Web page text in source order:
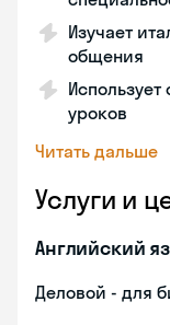
Изучает
общения
уроков
Читать дальше
Услуги и
Английский
Деловой - для